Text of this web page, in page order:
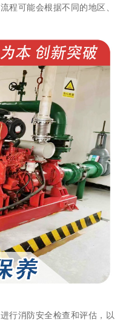
程可能会根据不同的地区、
行消防安全检查和评估，以